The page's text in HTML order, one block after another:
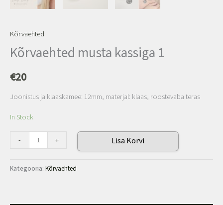
Kõrvaehted
Kõrvaehted musta kassiga 1
€20
Joonistus ja klaaskamee: 12mm, materjal: klaas, roostevaba teras
In Stock
- + Lisa Korvi
Kategooria: Kõrvaehted